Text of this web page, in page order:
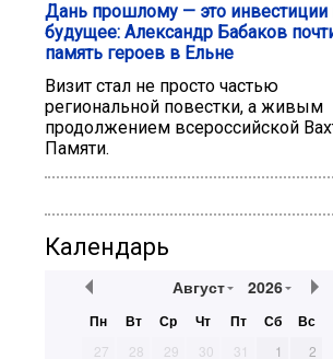
Дань прошлому — это инвестиции
будущее: Александр Бабаков
память героев в Ельне
Визит стал не просто частью
региональной повестки, а живым
продолжением всероссийской
Памяти.
Календарь
Август 2026
Пн Вт Ср Чт Пт Сб Вс
27 28 29 30 31 1
2